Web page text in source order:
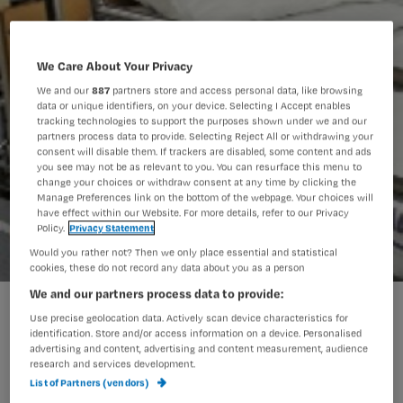
Patiënt met insomnia
Een van de meest voorkomende
We Care About Your Privacy
We and our887 partners store and access personal data, like browsing
data or unique identifiers, on your device. Selecting I Accept enables
tracking technologies to support the purposes shown under we and our
partners process data to provide. Selecting Reject All or withdrawing your
consent will disable them. If trackers are disabled, some content and ads
you see may not be as relevant to you. You can resurface this menu to
change your choices or withdraw consent at any time by clicking the
Manage Preferences link on the bottom of the webpage. Your choices will
have effect within our Website. For more details, refer to our Privacy
Policy. Privacy Statement
Would you rather not? Then we only place essential and statistical
cookies, these do not record any data about you as a person
We and our partners process data to provide:
Use precise geolocation data. Actively scan device characteristics for
identification. Store and/or access information on a device. Personalised
advertising and content, advertising and content measurement, audience
research and services development.
List of Partners (vendors)